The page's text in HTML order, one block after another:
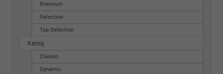
Premium
Selection
Top Selection
Karoq
Classic
Dynamic